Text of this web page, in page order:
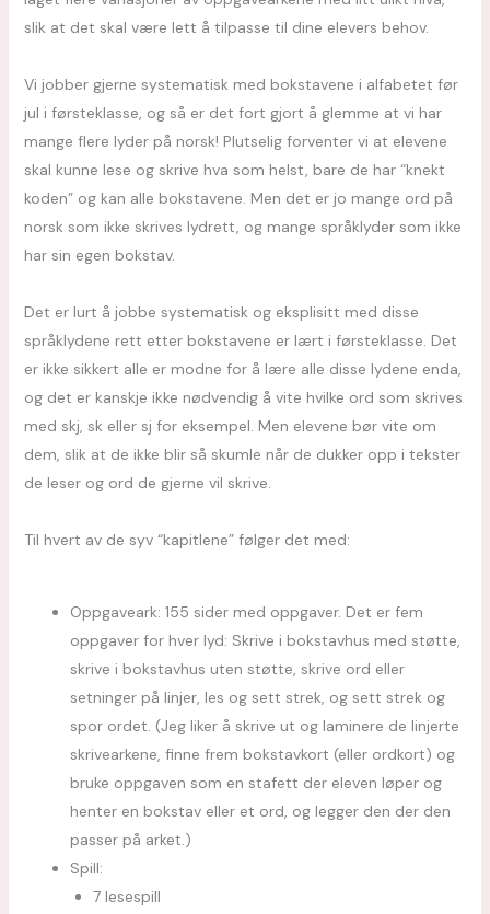
slik at det skal være lett å tilpasse til dine elevers behov.
Vi jobber gjerne systematisk med bokstavene i alfabetet før
jul i førsteklasse, og så er det fort gjort å glemme at vi har
mange flere lyder på norsk! Plutselig forventer vi at elevene
skal kunne lese og skrive hva som helst, bare de har “knekt
koden” og kan alle bokstavene. Men det er jo mange ord på
norsk som ikke skrives lydrett, og mange språklyder som ikke
har sin egen bokstav.
Det er lurt å jobbe systematisk og eksplisitt med disse
språklydene rett etter bokstavene er lært i førsteklasse. Det
er ikke sikkert alle er modne for å lære alle disse lydene enda,
og det er kanskje ikke nødvendig å vite hvilke ord som skrives
med skj, sk eller sj for eksempel. Men elevene bør vite om
dem, slik at de ikke blir så skumle når de dukker opp i tekster
de leser og ord de gjerne vil skrive.
Til hvert av de syv “kapitlene” følger det med:
Oppgaveark: 155 sider med oppgaver. Det er fem
oppgaver for hver lyd: Skrive i bokstavhus med støtte,
skrive i bokstavhus uten støtte, skrive ord eller
setninger på linjer, les og sett strek, og sett strek og
spor ordet. (Jeg liker å skrive ut og laminere de linjerte
skrivearkene, finne frem bokstavkort (eller ordkort) og
bruke oppgaven som en stafett der eleven løper og
henter en bokstav eller et ord, og legger den der den
passer på arket.)
Spill:
7 lesespill